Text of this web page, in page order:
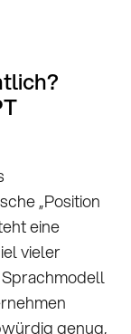
„Position
eine
vieler
genug,